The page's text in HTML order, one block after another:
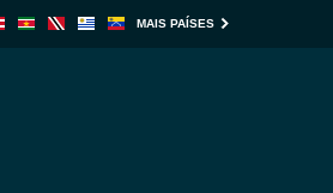
MAIS PAÍSES